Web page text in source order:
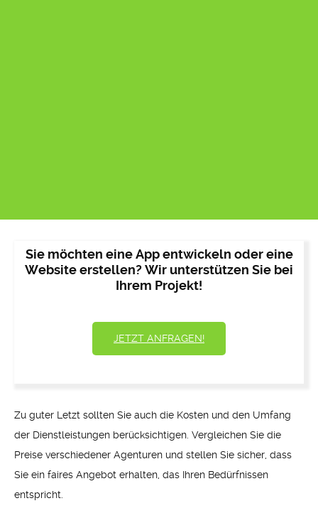
Sie möchten eine App entwickeln oder eine
Website erstellen? Wir unterstützen Sie bei
Ihrem Projekt!
JETZT ANFRAGEN!
Zu guter Letzt sollten Sie auch die Kosten und den Umfang
der Dienstleistungen berücksichtigen. Vergleichen Sie die
Preise verschiedener Agenturen und stellen Sie sicher, dass
Sie ein faires Angebot erhalten, das Ihren Bedürfnissen
entspricht.